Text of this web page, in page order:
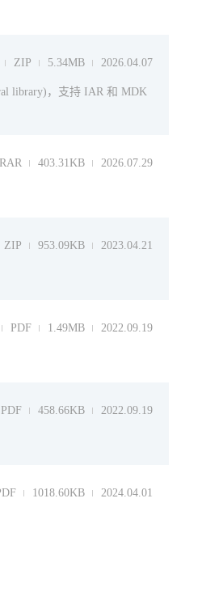
ZIP 5.34MB 2026.04.07
library)，支持 IAR 和 MDK
RAR 403.31KB 2026.07.29
ZIP 953.09KB 2023.04.21
PDF 1.49MB 2022.09.19
PDF 458.66KB 2022.09.19
1018.60KB 2024.04.01